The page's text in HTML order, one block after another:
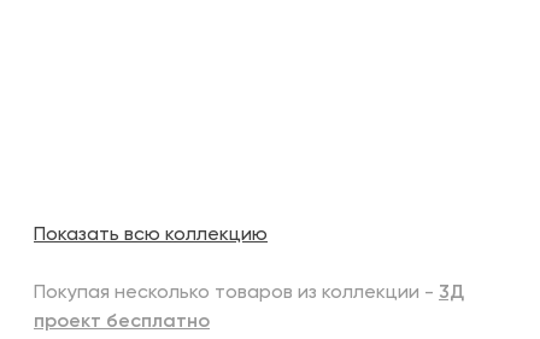
Показать всю коллекцию
Покупая несколько товаров из коллекции - 3Д
проект бесплатно